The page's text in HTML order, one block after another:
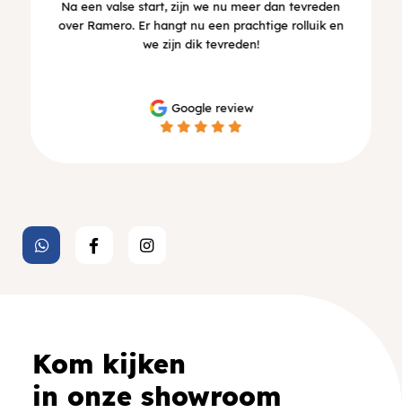
Na een valse start, zijn we nu meer dan tevreden
over Ramero. Er hangt nu een prachtige rolluik en
we zijn dik tevreden!
Google review
Kom kijken
in onze showroom